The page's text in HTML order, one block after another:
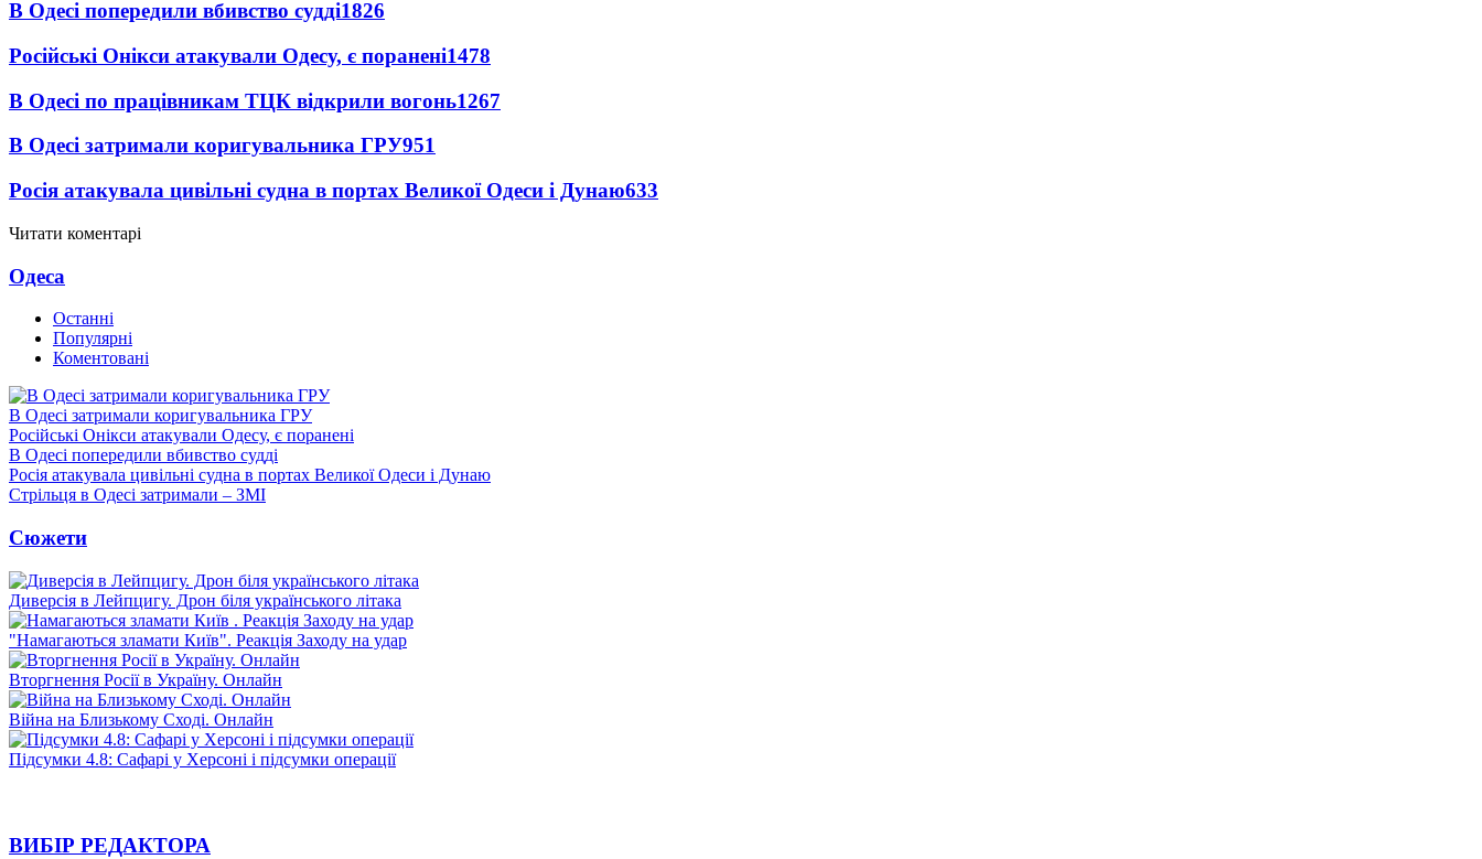
В Одесі попередили вбивство судді1826
Російські Онікси атакували Одесу, є поранені1478
В Одесі по працівникам ТЦК відкрили вогонь1267
В Одесі затримали коригувальника ГРУ951
Росія атакувала цивільні судна в портах Великої Одеси і Дунаю633
Читати коментарі
Одеса
Останні
Популярні
Коментовані
В Одесі затримали коригувальника ГРУ
Російські Онікси атакували Одесу, є поранені
В Одесі попередили вбивство судді
Росія атакувала цивільні судна в портах Великої Одеси і Дунаю
Стрільця в Одесі затримали – ЗМІ
Сюжети
Диверсія в Лейпцигу. Дрон біля українського літака
"Намагаються зламати Київ". Реакція Заходу на удар
Вторгнення Росії в Україну. Онлайн
Війна на Близькому Сході. Онлайн
Підсумки 4.8: Сафарі у Херсоні і підсумки операції
ВИБІР РЕДАКТОРА